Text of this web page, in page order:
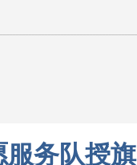
服务队授旗